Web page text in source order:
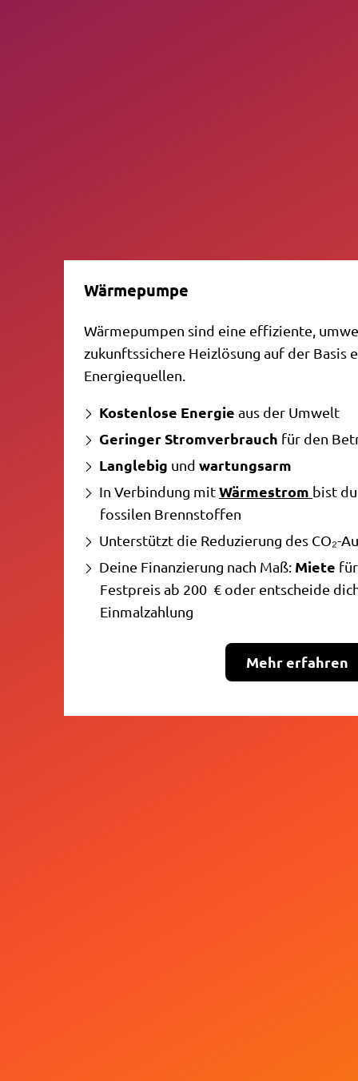
Wärmepumpe
Wärmepumpen sind eine effiziente,
zukunftssichere Heizlösung auf der Basis
Energiequellen.
Kostenlose Energie aus der Umwelt
Geringer Stromverbrauch für den
Langlebig und wartungsarm
In Verbindung mitWärmestrom bist
fossilen Brennstoffen
Unterstützt die Reduzierung des CO₂-
Deine Finanzierung nach Maß: Miete
Festpreis ab 200 € oder entscheide
Einmalzahlung
Mehr erfahren